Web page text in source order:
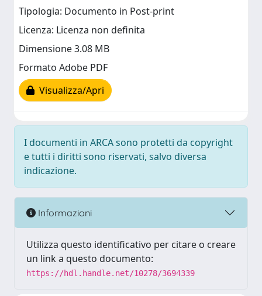
Tipologia: Documento in Post-print
Licenza: Licenza non definita
Dimensione 3.08 MB
Formato Adobe PDF
Visualizza/Apri
I documenti in ARCA sono protetti da copyright
e tutti i diritti sono riservati, salvo diversa
indicazione.
Informazioni
Utilizza questo identificativo per citare o creare
un link a questo documento:
https://hdl.handle.net/10278/3694339